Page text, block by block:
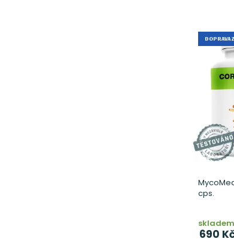
DOPRAVA
cps.
skladem
690